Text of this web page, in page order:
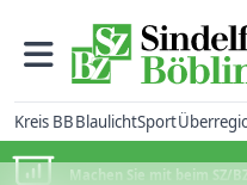
Kreis BBBlaulichtSport
Machen Sie mit beim SZ/